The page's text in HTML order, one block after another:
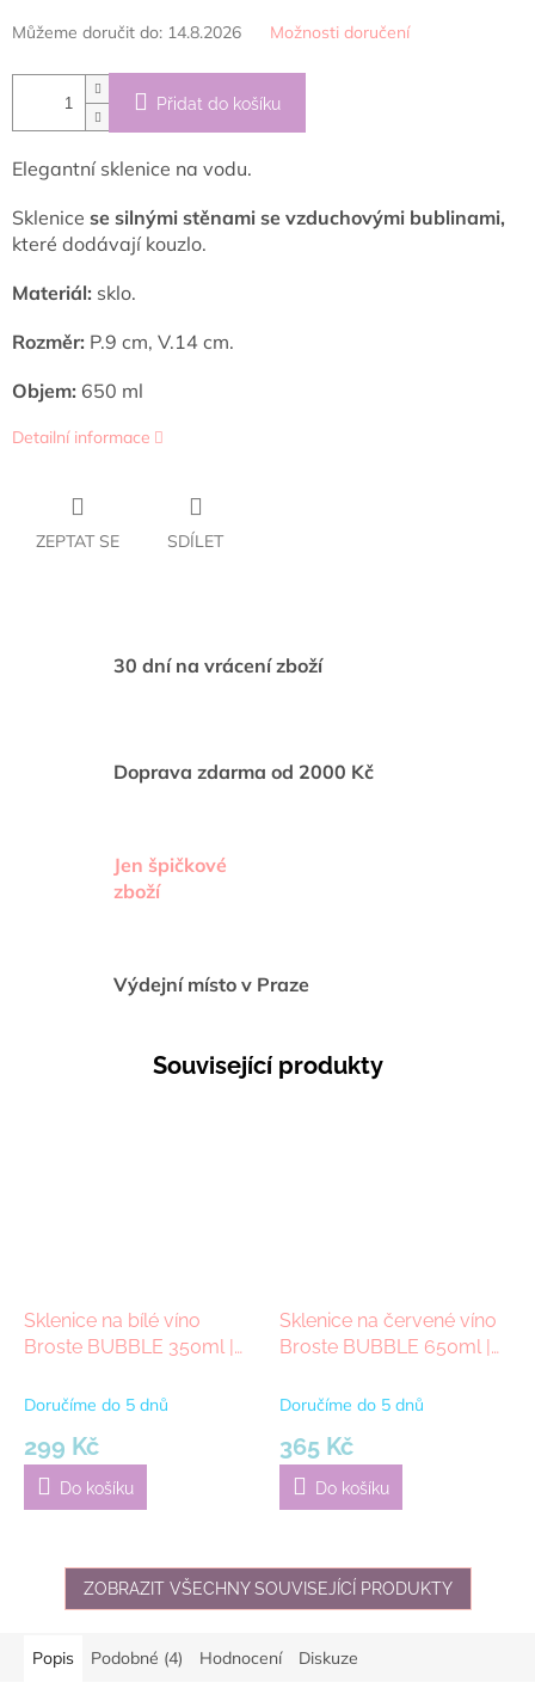
Můžeme doručit do: 14.8.2026 Možnosti doručení
Přidat do košíku
Elegantní sklenice na vodu.
Sklenice se silnými stěnami se vzduchovými bublinami,
které dodávají kouzlo.
Materiál: sklo.
Rozměr: P.9 cm, V.14 cm.
Objem: 650 ml
Detailní informace
ZEPTAT SE SDÍLET
30 dní na vrácení zboží
Doprava zdarma od 2000 Kč
Jen špičkové
zboží
Výdejní místo v Praze
Související produkty
Sklenice na bílé víno
Broste BUBBLE 350ml |
Doručíme do 5 dnů
299 Kč
Do košíku
Sklenice na červené víno
Broste BUBBLE 650ml |
Doručíme do 5 dnů
365 Kč
Do košíku
ZOBRAZIT VŠECHNY SOUVISEJÍCÍ PRODUKTY
Popis Podobné (4) Hodnocení Diskuze